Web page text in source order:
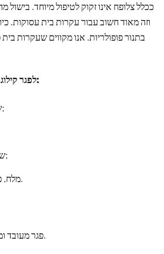
ככלל צלופח אינו זקוק לטיפול מיוחד. בישול
וזה מאוד חשוב עבור עקרות בית עסוקות.
בתנור פופולריות. אנו מקווים שעקרות
לפגר קילוגרם אחד של צלופח תצטרך:
שמנת חמוצה - 1 כוס;
שמן צמחי - לפי הצורך;
מלח, פלפל, תבלינים לדגים.
פגר מעובד ומרוקן חתוך למנות.